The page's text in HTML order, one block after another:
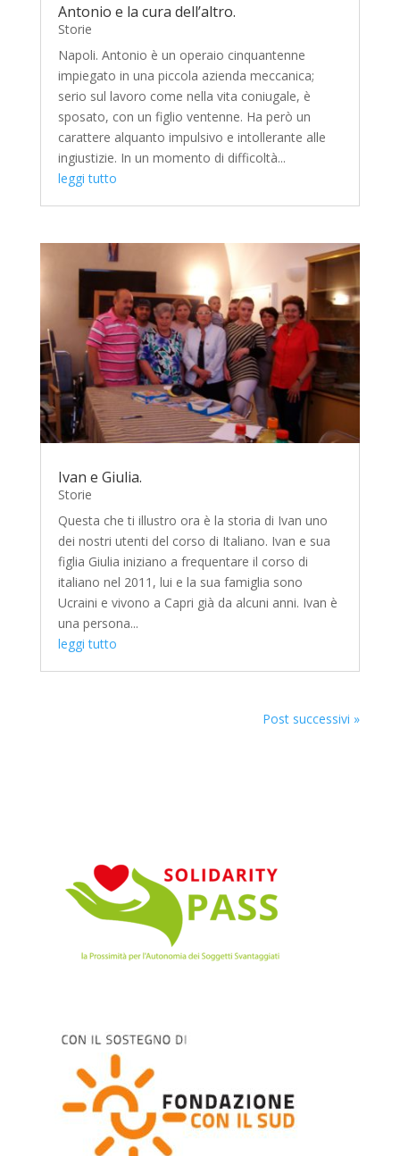
Antonio e la cura dell’altro.
Storie
Napoli. Antonio è un operaio cinquantenne
impiegato in una piccola azienda meccanica;
serio sul lavoro come nella vita coniugale, è
sposato, con un figlio ventenne. Ha però un
carattere alquanto impulsivo e intollerante alle
ingiustizie. In un momento di difficoltà...
leggi tutto
Ivan e Giulia.
Storie
Questa che ti illustro ora è la storia di Ivan uno
dei nostri utenti del corso di Italiano. Ivan e sua
figlia Giulia iniziano a frequentare il corso di
italiano nel 2011, lui e la sua famiglia sono
Ucraini e vivono a Capri già da alcuni anni. Ivan è
una persona...
leggi tutto
Post successivi »